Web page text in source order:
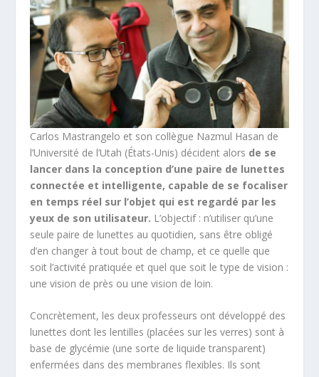
Carlos Mastrangelo et son collègue Nazmul Hasan de
l’Université de l’Utah (États-Unis) décident alors de se
lancer dans la conception d’une paire de lunettes
connectée et intelligente, capable de se focaliser
en temps réel sur l’objet qui est regardé par les
yeux de son utilisateur. L’objectif : n’utiliser qu’une
seule paire de lunettes au quotidien, sans être obligé
d’en changer à tout bout de champ, et ce quelle que
soit l’activité pratiquée et quel que soit le type de vision :
une vision de près ou une vision de loin.
Concrètement, les deux professeurs ont développé des
lunettes dont les lentilles (placées sur les verres) sont à
base de glycémie (une sorte de liquide transparent)
enfermées dans des membranes flexibles. Ils sont